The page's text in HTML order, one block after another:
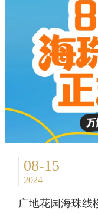
08-15
2024